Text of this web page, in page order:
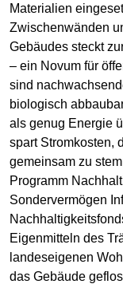
Materialien
Zwischenwänden
Gebäudes steckt
– ein Novum für
sind
biologisch
als genug Energie
spart Stromkosten,
gemeinsam zu
Programm
Sondervermögen
Eigenmitteln des
landeseigenen
das Gebäude